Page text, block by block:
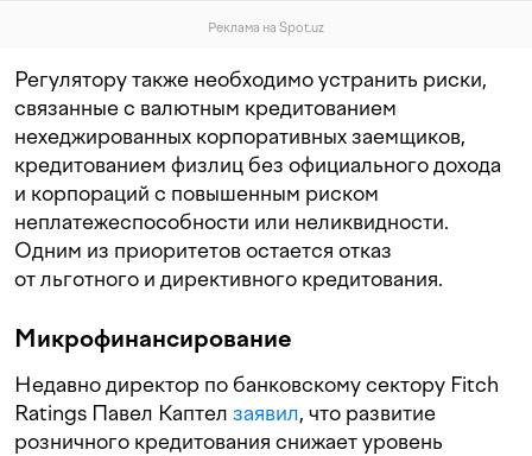
Реклама на Spot.uz
Регулятору также необходимо устранить риски,
связанные с валютным кредитованием
нехеджированных корпоративных заемщиков,
кредитованием физлиц без официального дохода
и корпораций с повышенным риском
неплатежеспособности или неликвидности.
Одним из приоритетов остается отказ
от льготного и директивного кредитования.
Микрофинансирование
Недавно директор по банковскому сектору Fitch
Ratings Павел Каптел заявил, что развитие
розничного кредитования снижает уровень